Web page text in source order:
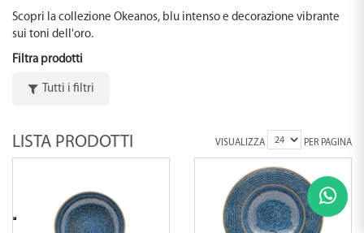
Scopri la collezione Okeanos, blu intenso e decorazione vibrante
sui toni dell'oro.
Filtra prodotti
Tutti i filtri
LISTA PRODOTTI VISUALIZZA PER PAGINA